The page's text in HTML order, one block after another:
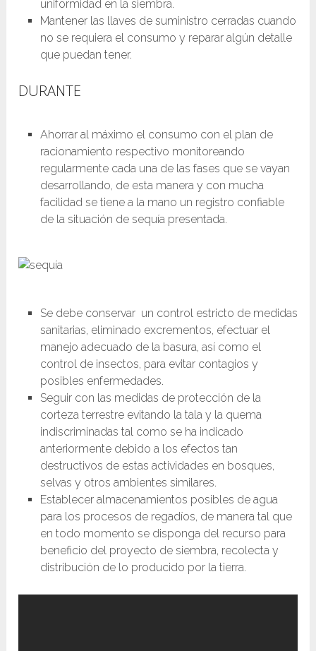
uniformidad en la siembra.
Mantener las llaves de suministro cerradas cuando
no se requiera el consumo y reparar algún detalle
que puedan tener.
DURANTE
Ahorrar al máximo el consumo con el plan de
racionamiento respectivo monitoreando
regularmente cada una de las fases que se vayan
desarrollando, de esta manera y con mucha
facilidad se tiene a la mano un registro confiable
de la situación de sequía presentada.
Se debe conservar un control estricto de medidas
sanitarias, eliminado excrementos, efectuar el
manejo adecuado de la basura, así como el
control de insectos, para evitar contagios y
posibles enfermedades.
Seguir con las medidas de protección de la
corteza terrestre evitando la tala y la quema
indiscriminadas tal como se ha indicado
anteriormente debido a los efectos tan
destructivos de estas actividades en bosques,
selvas y otros ambientes similares.
Establecer almacenamientos posibles de agua
para los procesos de regadíos, de manera tal que
en todo momento se disponga del recurso para
beneficio del proyecto de siembra, recolecta y
distribución de lo producido por la tierra.